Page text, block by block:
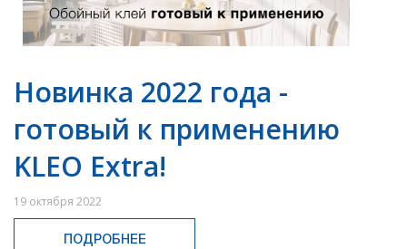
Новинка 2022 года -
готовый к применению
KLEO Extra!
19 октября 2022
ПОДРОБНЕЕ